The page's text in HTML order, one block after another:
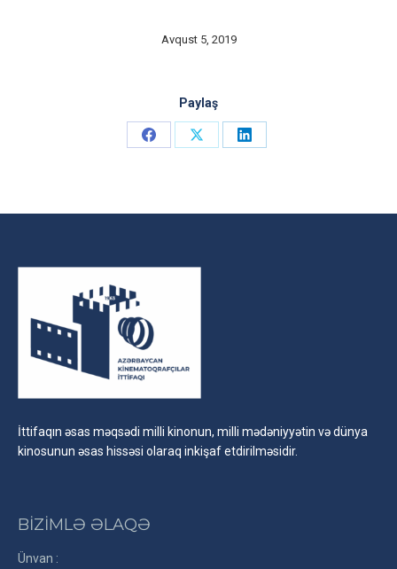
Avqust 5, 2019
Paylaş
Share
Share
Share
İttifaqın əsas məqsədi milli kinonun, milli mədəniyyətin və dünya
kinosunun əsas hissəsi olaraq inkişaf etdirilməsidir.
BİZİMLƏ ƏLAQƏ
Ünvan :